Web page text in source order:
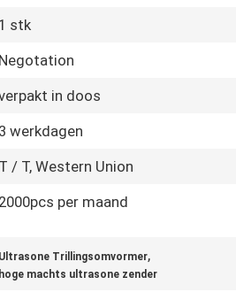
1 stk
Negotation
in doos
3 werkdagen
T / T, Western Union
2000pcs per maand
Ultrasone Trillingsomvormer,
hoge machts ultrasone zender